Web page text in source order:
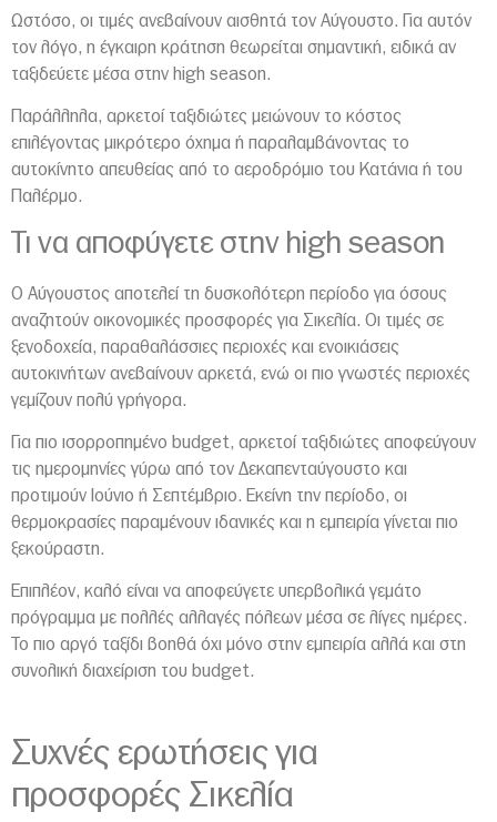
Ωστόσο, οι τιμές ανεβαίνουν αισθητά τον Αύγουστο. Για αυτόν
τον λόγο, η έγκαιρη κράτηση θεωρείται σημαντική, ειδικά αν
ταξιδεύετε μέσα στην high season.
Παράλληλα, αρκετοί ταξιδιώτες μειώνουν το κόστος
επιλέγοντας μικρότερο όχημα ή παραλαμβάνοντας το
αυτοκίνητο απευθείας από το αεροδρόμιο του Κατάνια ή του
Παλέρμο.
Τι να αποφύγετε στην high season
Ο Αύγουστος αποτελεί τη δυσκολότερη περίοδο για όσους
αναζητούν οικονομικές προσφορές για Σικελία. Οι τιμές σε
ξενοδοχεία, παραθαλάσσιες περιοχές και ενοικιάσεις
αυτοκινήτων ανεβαίνουν αρκετά, ενώ οι πιο γνωστές περιοχές
γεμίζουν πολύ γρήγορα.
Για πιο ισορροπημένο budget, αρκετοί ταξιδιώτες αποφεύγουν
τις ημερομηνίες γύρω από τον Δεκαπενταύγουστο και
προτιμούν Ιούνιο ή Σεπτέμβριο. Εκείνη την περίοδο, οι
θερμοκρασίες παραμένουν ιδανικές και η εμπειρία γίνεται πιο
ξεκούραστη.
Επιπλέον, καλό είναι να αποφεύγετε υπερβολικά γεμάτο
πρόγραμμα με πολλές αλλαγές πόλεων μέσα σε λίγες ημέρες.
Το πιο αργό ταξίδι βοηθά όχι μόνο στην εμπειρία αλλά και στη
συνολική διαχείριση του budget.
Συχνές ερωτήσεις για
προσφορές Σικελία